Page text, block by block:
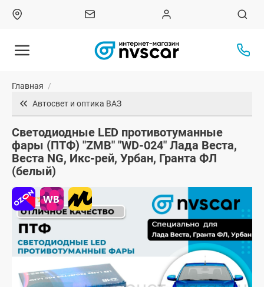
Главная /
Автосвет и оптика ВАЗ
Светодиодные LED противотуманные
фары (ПТФ) "ZMB" "WD-024" Лада Веста,
Веста NG, Икс-рей, Урбан, Гранта ФЛ
(белый)